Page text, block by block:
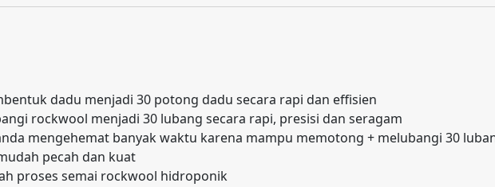
dadu menjadi 30 potong dadu secara rapi dan effisien
rockwool menjadi 30 lubang secara rapi, presisi dan seragam
mengehemat banyak waktu karena mampu memotong + melubangi 30
pecah dan kuat
proses semai rockwool hidroponik